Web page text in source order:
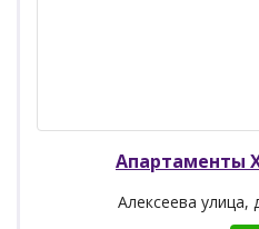
Апартаменты
Алексеева улица,